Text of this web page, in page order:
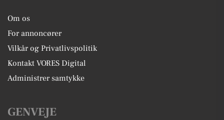
Om os
For annoncører
Vilkår og Privatlivspolitik
Kontakt VORES Digital
Administrer samtykke
GENVEJE